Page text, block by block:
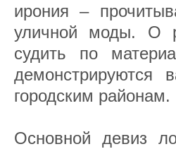
ирония –
уличной моды. О
судить по
демонстрируются
городским районам.
Основной девиз